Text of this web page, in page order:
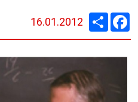
16.01.2012 Zdieľaj